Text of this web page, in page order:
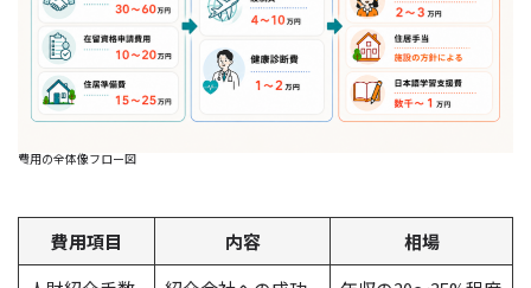
費用の全体像フロー図
費用項目 内容
相場